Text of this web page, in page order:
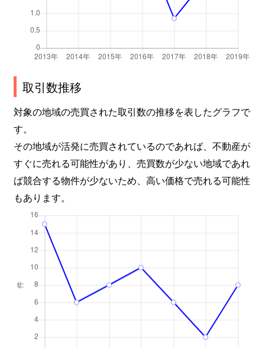
取引数推移
対象の地域の売買された取引数の推移を表したグラフで
す。
その地域が活発に売買されているのであれば、不動産が
すぐに売れる可能性があり、売買数が少ない地域であれ
ば競合する物件が少ないため、高い価格で売れる可能性
もあります。